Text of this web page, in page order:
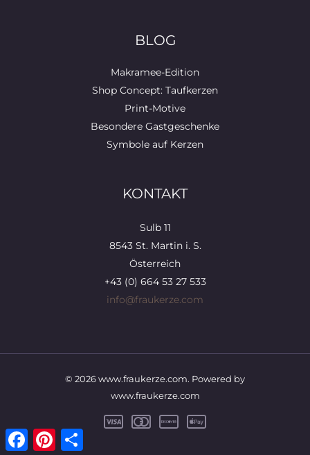
BLOG
Makramee-Edition
Shop Concept: Taufkerzen
Print-Motive
Besondere Gastgeschenke
Symbole auf Kerzen
KONTAKT
Sulb 11
8543 St. Martin i. S.
Österreich
+43 (0) 664 53 27 533
info@fraukerze.com
© 2026 www.fraukerze.com. Powered by
www.fraukerze.com
FacebookPinterest